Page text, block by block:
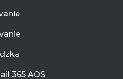
365 AOS